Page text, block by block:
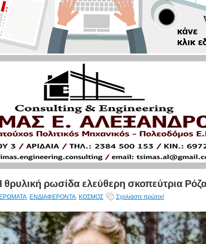
ρωσίδα ελεύθερη σκοπεύτρια
, ΕΝΔΙΑΦΕΡΟΝΤΑ, ΚΟΣΜΟΣ Σχολιάστε πρώτοι!